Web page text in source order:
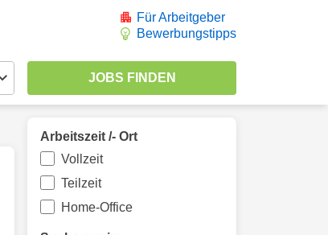
Für Arbeitgeber
Bewerbungstipps
Arbeitszeit /- Ort
Vollzeit
Teilzeit
Home-Office